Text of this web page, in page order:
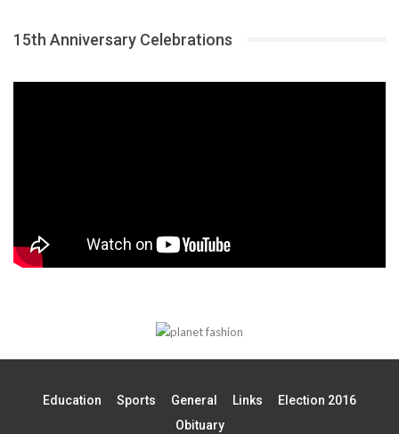
15th Anniversary Celebrations
Education Sports General Links
Election 2016
Obituary